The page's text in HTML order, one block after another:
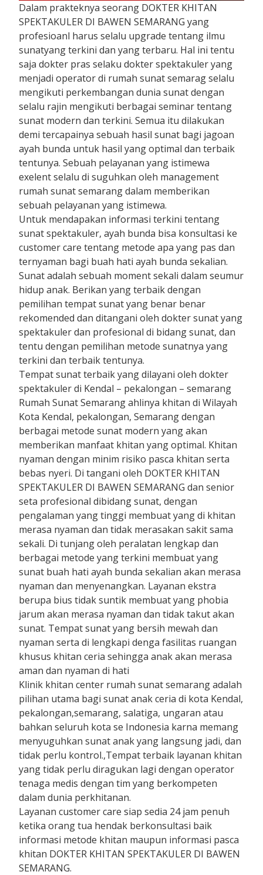
Dalam prakteknya seorang DOKTER KHITAN
SPEKTAKULER DI BAWEN SEMARANG yang
profesioanl harus selalu upgrade tentang ilmu
sunatyang terkini dan yang terbaru. Hal ini tentu
saja dokter pras selaku dokter spektakuler yang
menjadi operator di rumah sunat semarag selalu
mengikuti perkembangan dunia sunat dengan
selalu rajin mengikuti berbagai seminar tentang
sunat modern dan terkini. Semua itu dilakukan
demi tercapainya sebuah hasil sunat bagi jagoan
ayah bunda untuk hasil yang optimal dan terbaik
tentunya. Sebuah pelayanan yang istimewa
exelent selalu di suguhkan oleh management
rumah sunat semarang dalam memberikan
sebuah pelayanan yang istimewa.
Untuk mendapakan informasi terkini tentang
sunat spektakuler, ayah bunda bisa konsultasi ke
customer care tentang metode apa yang pas dan
ternyaman bagi buah hati ayah bunda sekalian.
Sunat adalah sebuah moment sekali dalam seumur
hidup anak. Berikan yang terbaik dengan
pemilihan tempat sunat yang benar benar
rekomended dan ditangani oleh dokter sunat yang
spektakuler dan profesional di bidang sunat, dan
tentu dengan pemilihan metode sunatnya yang
terkini dan terbaik tentunya.
Tempat sunat terbaik yang dilayani oleh dokter
spektakuler di Kendal – pekalongan – semarang
Rumah Sunat Semarang ahlinya khitan di Wilayah
Kota Kendal, pekalongan, Semarang dengan
berbagai metode sunat modern yang akan
memberikan manfaat khitan yang optimal. Khitan
nyaman dengan minim risiko pasca khitan serta
bebas nyeri. Di tangani oleh DOKTER KHITAN
SPEKTAKULER DI BAWEN SEMARANG dan senior
seta profesional dibidang sunat, dengan
pengalaman yang tinggi membuat yang di khitan
merasa nyaman dan tidak merasakan sakit sama
sekali. Di tunjang oleh peralatan lengkap dan
berbagai metode yang terkini membuat yang
sunat buah hati ayah bunda sekalian akan merasa
nyaman dan menyenangkan. Layanan ekstra
berupa bius tidak suntik membuat yang phobia
jarum akan merasa nyaman dan tidak takut akan
sunat. Tempat sunat yang bersih mewah dan
nyaman serta di lengkapi denga fasilitas ruangan
khusus khitan ceria sehingga anak akan merasa
aman dan nyaman di hati
Klinik khitan center rumah sunat semarang adalah
pilihan utama bagi sunat anak ceria di kota Kendal,
pekalongan,semarang, salatiga, ungaran atau
bahkan seluruh kota se Indonesia karna memang
menyuguhkan sunat anak yang langsung jadi, dan
tidak perlu kontrol.,Tempat terbaik layanan khitan
yang tidak perlu diragukan lagi dengan operator
tenaga medis dengan tim yang berkompeten
dalam dunia perkhitanan.
Layanan customer care siap sedia 24 jam penuh
ketika orang tua hendak berkonsultasi baik
informasi metode khitan maupun informasi pasca
khitan DOKTER KHITAN SPEKTAKULER DI BAWEN
SEMARANG.